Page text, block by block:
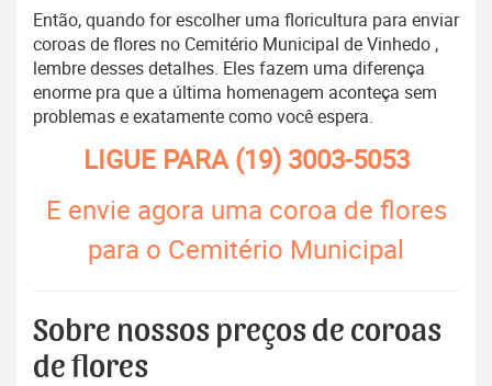
Então, quando for escolher uma floricultura para enviar
coroas de flores no Cemitério Municipal de Vinhedo ,
lembre desses detalhes. Eles fazem uma diferença
enorme pra que a última homenagem aconteça sem
problemas e exatamente como você espera.
LIGUE PARA(19) 3003-5053
E envie agora uma coroa de flores
para o Cemitério Municipal
Sobre nossos preços de coroas
de flores